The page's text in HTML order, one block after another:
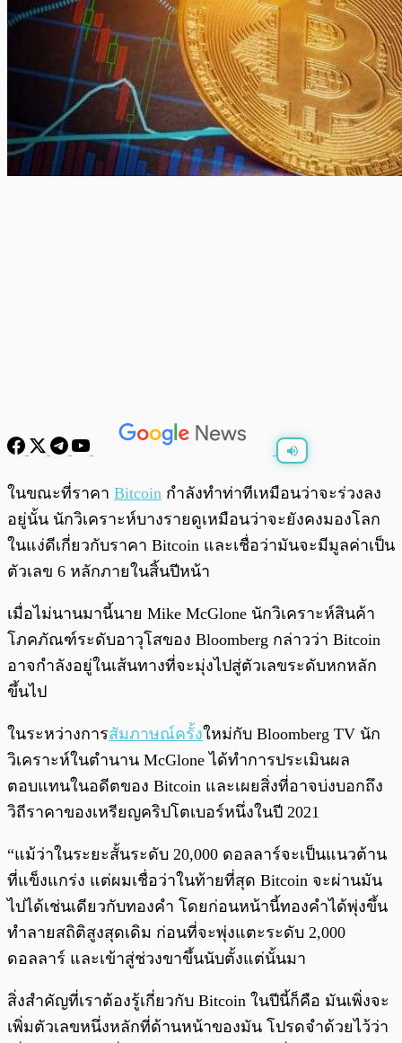
พร้อมเล่น 0:00 0:00
ในขณะที่ราคา Bitcoin กำลังทำท่าทีเหมือนว่าจะร่วงลง
อยู่นั้น นักวิเคราะห์บางรายดูเหมือนว่าจะยังคงมองโลก
ในแง่ดีเกี่ยวกับราคา Bitcoin และเชื่อว่ามันจะมีมูลค่าเป็น
ตัวเลข 6 หลักภายในสิ้นปีหน้า
เมื่อไม่นานมานี้นาย Mike McGlone นักวิเคราะห์สินค้า
โภคภัณฑ์ระดับอาวุโสของ Bloomberg กล่าวว่า Bitcoin
อาจกำลังอยู่ในเส้นทางที่จะมุ่งไปสู่ตัวเลขระดับหกหลัก
ขึ้นไป
ในระหว่างการสัมภาษณ์ครั้งใหม่กับ Bloomberg TV นัก
วิเคราะห์ในตำนาน McGlone ได้ทำการประเมินผล
ตอบแทนในอดีตของ Bitcoin และเผยสิ่งที่อาจบ่งบอกถึง
วิถีราคาของเหรียญคริปโตเบอร์หนึ่งในปี 2021
“แม้ว่าในระยะสั้นระดับ 20,000 ดอลลาร์จะเป็นแนวต้าน
ที่แข็งแกร่ง แต่ผมเชื่อว่าในท้ายที่สุด Bitcoin จะผ่านมัน
ไปได้เช่นเดียวกับทองคำ โดยก่อนหน้านี้ทองคำได้พุ่งขึ้น
ทำลายสถิติสูงสุดเดิม ก่อนที่จะพุ่งแตะระดับ 2,000
ดอลลาร์ และเข้าสู่ช่วงขาขึ้นนับตั้งแต่นั้นมา
สิ่งสำคัญที่เราต้องรู้เกี่ยวกับ Bitcoin ในปีนี้ก็คือ มันเพิ่งจะ
เพิ่มตัวเลขหนึ่งหลักที่ด้านหน้าของมัน โปรดจำด้วยไว้ว่า